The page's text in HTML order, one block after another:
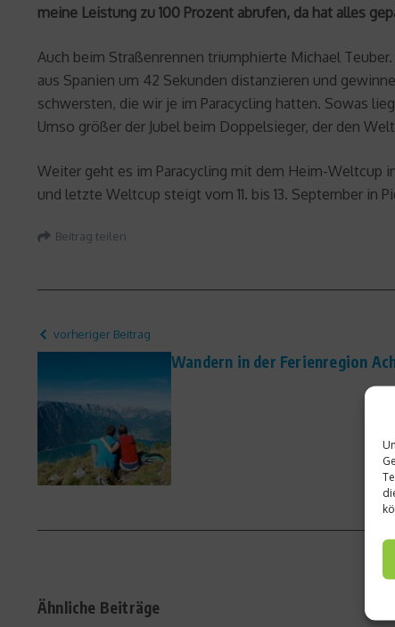
meine Leistung zu 100 Prozent abrufen, da hat alles
Auch beim Straßenrennen triumphierte Michael
aus Spanien um 42 Sekunden distanzieren und
schwersten, die wir je im Paracycling hatten. Sowas
Umso größer der Jubel beim Doppelsieger, der den
Weiter geht es im Paracycling mit dem Heim-Weltcup
und letzte Weltcup steigt vom 11. bis 13. September in
Beitrag teilen
vorheriger Beitrag
Wandern in der Ferienregion
Ähnliche Beiträge